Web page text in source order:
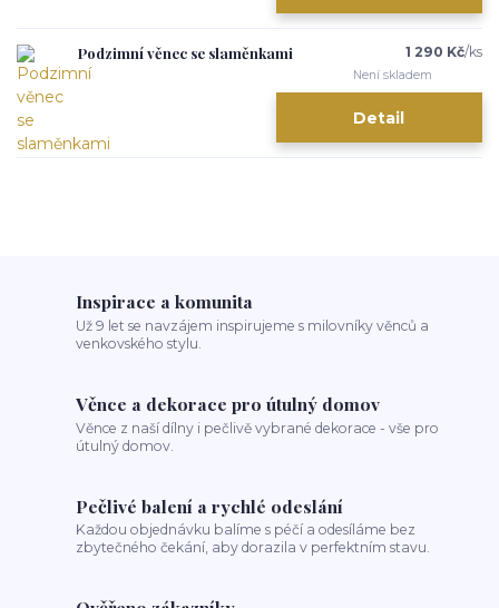
Podzimní věnec se slaměnkami 1 290 Kč/ks
Není skladem
Detail
Inspirace a komunita
Už 9 let se navzájem inspirujeme s milovníky věnců a
venkovského stylu.
Věnce a dekorace pro útulný domov
Věnce z naší dílny i pečlivě vybrané dekorace - vše pro
útulný domov.
Pečlivé balení a rychlé odeslání
Každou objednávku balíme s péčí a odesíláme bez
zbytečného čekání, aby dorazila v perfektním stavu.